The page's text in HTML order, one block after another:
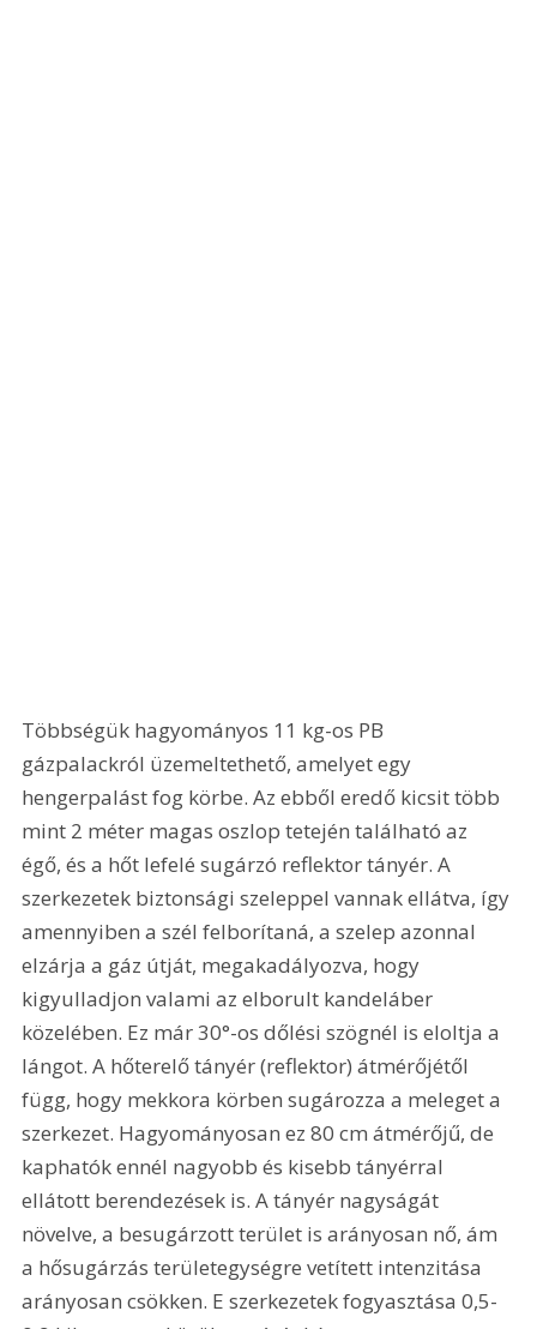
Többségük hagyományos 11 kg-os PB
gázpalackról üzemeltethető, amelyet egy
hengerpalást fog körbe. Az ebből eredő kicsit több
mint 2 méter magas oszlop tetején található az
égő, és a hőt lefelé sugárzó reflektor tányér. A
szerkezetek biztonsági szeleppel vannak ellátva, így
amennyiben a szél felborítaná, a szelep azonnal
elzárja a gáz útját, megakadályozva, hogy
kigyulladjon valami az elborult kandeláber
közelében. Ez már 30°-os dőlési szögnél is eloltja a
lángot. A hőterelő tányér (reflektor) átmérőjétől
függ, hogy mekkora körben sugározza a meleget a
szerkezet. Hagyományosan ez 80 cm átmérőjű, de
kaphatók ennél nagyobb és kisebb tányérral
ellátott berendezések is. A tányér nagyságát
növelve, a besugárzott terület is arányosan nő, ám
a hősugárzás területegységre vetített intenzitása
arányosan csökken. E szerkezetek fogyasztása 0,5-